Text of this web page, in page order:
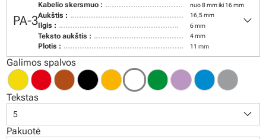
PA-3
Kabelio skersmuo : nuo 8 mm iki 16 mm
Aukštis : 16,5 mm
Ilgis : 6 mm
Teksto aukštis : 4 mm
Plotis : 11 mm
keyboard_arrow_down
Galimos spalvos
Tekstas
5 keyboard_arrow_down
Pakuotė